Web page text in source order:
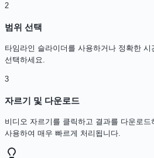
2
범위 선택
타임라인 슬라이더를 사용하거나 정확한
선택하세요.
3
자르기 및 다운로드
비디오 자르기를 클릭하고 결과를 다운로
사용하여 매우 빠르게 처리됩니다.